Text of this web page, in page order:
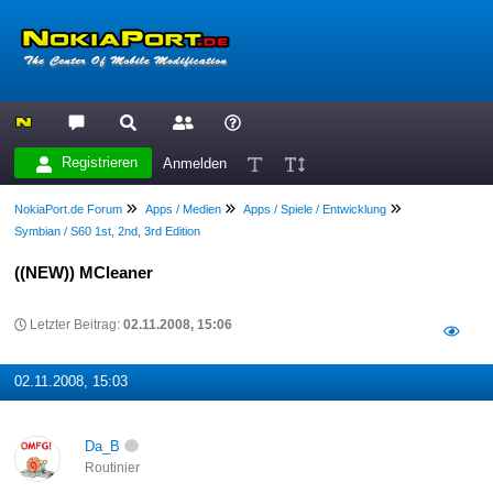
Registrieren Anmelden
NokiaPort.de Forum Apps / Medien
Apps / Spiele / Entwicklung
Symbian / S60 1st, 2nd, 3rd Edition
((NEW)) MCleaner
Letzter Beitrag:02.11.2008, 15:06
02.11.2008, 15:03
Da_B
Routinier